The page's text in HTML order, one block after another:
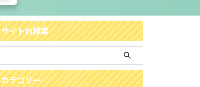
サイト内検索
カテゴリー